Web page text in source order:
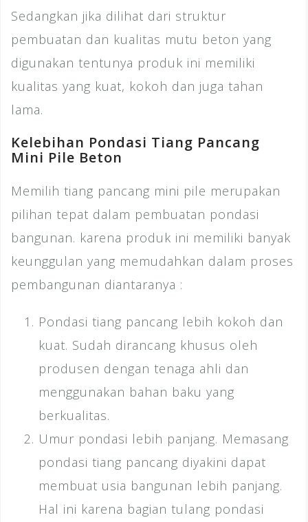
Sedangkan jika dilihat dari struktur
pembuatan dan kualitas mutu beton yang
digunakan tentunya produk ini memiliki
kualitas yang kuat, kokoh dan juga tahan
lama.
Kelebihan Pondasi Tiang Pancang
Mini Pile Beton
Memilih tiang pancang mini pile merupakan
pilihan tepat dalam pembuatan pondasi
bangunan. karena produk ini memiliki banyak
keunggulan yang memudahkan dalam proses
pembangunan diantaranya :
Pondasi tiang pancang lebih kokoh dan
kuat. Sudah dirancang khusus oleh
produsen dengan tenaga ahli dan
menggunakan bahan baku yang
berkualitas.
Umur pondasi lebih panjang. Memasang
pondasi tiang pancang diyakini dapat
membuat usia bangunan lebih panjang.
Hal ini karena bagian tulang pondasi